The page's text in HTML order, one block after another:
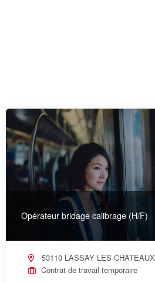
Opérateur bridage calibrage (H/F)
53110 LASSAY LES CHATEAUX
Contrat de travail temporaire